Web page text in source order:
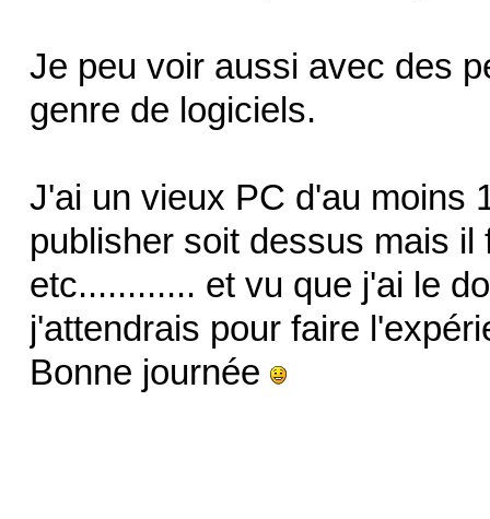
Je peu voir aussi avec des
genre de logiciels.
J'ai un vieux PC d'au moins
publisher soit dessus mais
etc............ et vu que j'ai le
j'attendrais pour faire
Bonne journée